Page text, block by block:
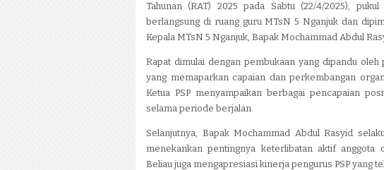
Tahunan (RAT) 2025 pada Sabtu (22/4/2025),
berlangsung di ruang guru MTsN 5 Nganjuk dan
Kepala MTsN 5 Nganjuk, Bapak Mochammad Abdul
Rapat dimulai dengan pembukaan yang dipandu
yang memaparkan capaian dan perkembangan
Ketua PSP menyampaikan berbagai pencapaian
selama periode berjalan.
Selanjutnya, Bapak Mochammad Abdul Rasyid
menekankan pentingnya keterlibatan aktif anggota
Beliau juga mengapresiasi kinerja pengurus PSP yang